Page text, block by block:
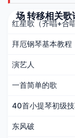
场 转移相关歌
红星歌（齐唱+合唱
拜厄钢琴基本教程
演艺人
一首简单的歌
40首小提琴初级
东风破